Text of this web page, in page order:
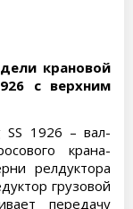
крановой
с верхним
SS 1926 – вал-
крана-
релдуктора
грузовой
передачу